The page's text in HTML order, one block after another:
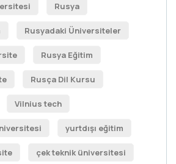
Rusya
Rusyadaki Üniversiteler
Rusya Eğitim
Rusça Dil Kursu
Vilnius tech
yurtdışı eğitim
çek teknik üniversitesi